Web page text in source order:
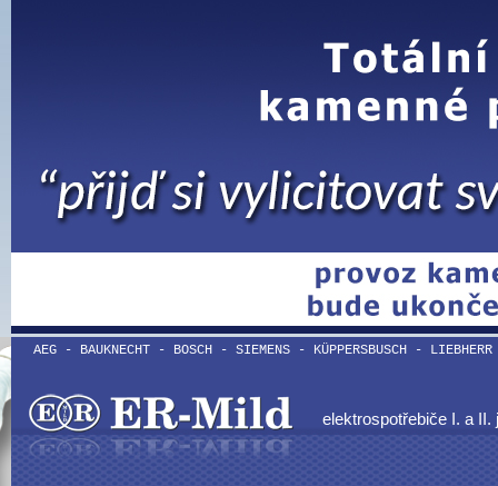
AEG - BAUKNECHT - BOSCH - SIEMENS - KÜPPERSBUSCH -
elektrospotřebiče I. a